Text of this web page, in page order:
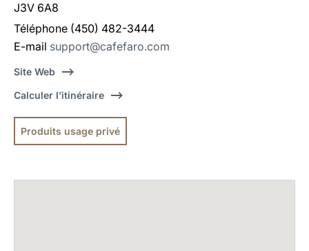
J3V 6A8
Téléphone (450) 482-3444
E-mail support@cafefaro.com
Site Web
Calculer l’itinéraire
Produits usage privé